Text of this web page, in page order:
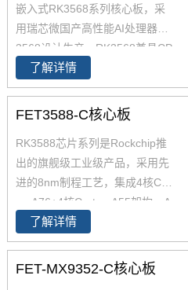
嵌入式RK3568系列核心板，采
用瑞芯微国产高性能AI处理器RK
3568设计生产，RK3568兼具CP
U、GPU、NPU、VPU于一身，
RK3568 性能、性价比在同类产
品中具有较高优势，RK3568处
SoC， 飞凌RK3568核心板主要
面向工业互联网、HMI、NVR存
储、车载中控、工业网关等领
稳定出货
了解详情
FET3588-C核心板
RK3588芯片系列是Rockchip推
出的旗舰级工业级产品，采用先
进的8nm制程工艺，集成4核Cort
ex-A76+4核Cortex-A55架构，A
76主频高达2.4GHz，A55核主频
高达1.8GHz，能够提供强大的性
能支撑。飞凌FET3588-C核心板
了解详情
FET-MX9352-C核心板